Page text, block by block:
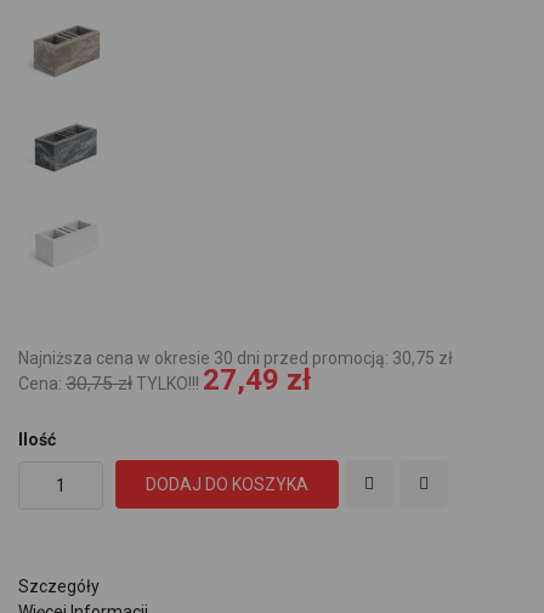
Najniższa cena w okresie 30 dni przed promocją: 30,75 zł
Cena: 30,75 złTYLKO!!! 27,49 zł
Ilość
DODAJ DO KOSZYKA
Szczegóły